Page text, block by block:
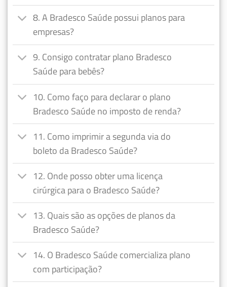
8. A Bradesco Saúde possui planos para
empresas?
9. Consigo contratar plano Bradesco
Saúde para bebês?
10. Como faço para declarar o plano
Bradesco Saúde no imposto de renda?
11. Como imprimir a segunda via do
boleto da Bradesco Saúde?
12. Onde posso obter uma licença
cirúrgica para o Bradesco Saúde?
13. Quais são as opções de planos da
Bradesco Saúde?
14. O Bradesco Saúde comercializa plano
com participação?